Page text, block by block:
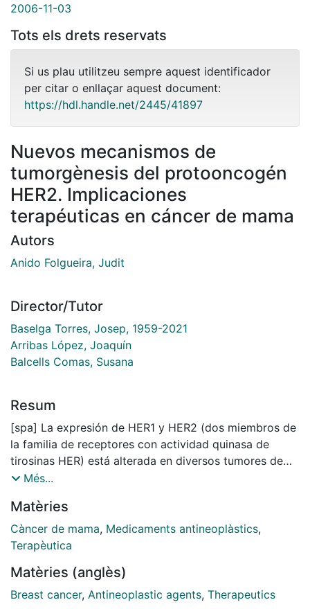
2006-11-03
Tots els drets reservats
Si us plau utilitzeu sempre aquest identificador
per citar o enllaçar aquest document:
https://hdl.handle.net/2445/41897
Nuevos mecanismos de
tumorgènesis del protooncogén
HER2. Implicaciones
terapéuticas en cáncer de mama
Autors
Anido Folgueira, Judit
Director/Tutor
Baselga Torres, Josep, 1959-2021
Arribas López, Joaquín
Balcells Comas, Susana
Resum
[spa] La expresión de HER1 y HER2 (dos miembros de
la familia de receptores con actividad quinasa de
tirosinas HER) está alterada en diversos tumores de
origen epitelial, entre ellos el cáncer de mama donde
Consecuentemente, HER1 y HER2 están siendo
exhaustivamente estudiados, tanto desde el punto de
vista de la biología del cáncer como desde el punto de
distintos fármacos dirigidos contra estos receptores,
como por ejemplo Iressa, un compuesto sintético de
Més...
Matèries
Càncer de mama, Medicaments antineoplàstics,
Terapèutica
Matèries (anglès)
Breast cancer, Antineoplastic agents, Therapeutics